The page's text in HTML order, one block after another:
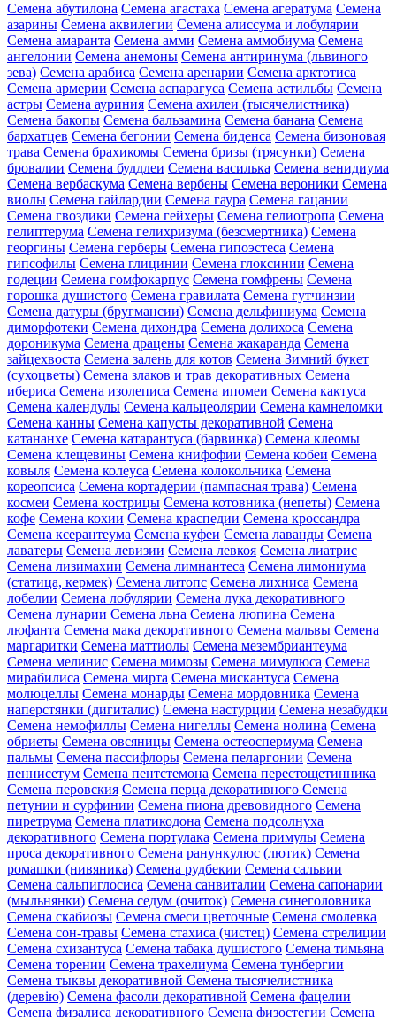
Семена абутилона Семена агастаха Семена агератума Семена
азарины Семена аквилегии Семена алиссума и лобулярии
Семена амаранта Семена амми Семена аммобиума Семена
ангелонии Семена анемоны Семена антиринума (львиного
зева) Семена арабиса Семена аренарии Семена арктотиса
Семена армерии Семена аспарагуса Семена астильбы Семена
астры Семена ауриния Семена ахилеи (тысячелистника)
Семена бакопы Семена бальзамина Семена банана Семена
бархатцев Семена бегонии Семена биденса Семена бизоновая
трава Семена брахикомы Семена бризы (трясунки) Семена
бровалии Семена буддлеи Семена василька Семена венидиума
Семена вербаскума Семена вербены Семена вероники Семена
виолы Семена гайлардии Семена гаура Семена гацании
Семена гвоздики Семена гейхеры Семена гелиотропа Семена
гелиптерума Семена гелихризума (безсмертника) Семена
георгины Семена герберы Семена гипоэстеса Семена
гипсофилы Семена глицинии Семена глоксинии Семена
годеции Семена гомфокарпус Семена гомфрены Семена
горошка душистого Семена гравилата Семена гутчинзии
Семена датуры (бругмансии) Семена дельфиниума Семена
диморфотеки Семена дихондра Семена долихоса Семена
дороникума Семена драцены Семена жакаранда Семена
зайцехвоста Семена залень для котов Семена Зимний букет
(сухоцветы) Семена злаков и трав декоративных Семена
ибериса Семена изолеписа Семена ипомеи Семена кактуса
Семена календулы Семена кальцеолярии Семена камнеломки
Семена канны Семена капусты декоративной Семена
катананхе Семена катарантуса (барвинка) Семена клеомы
Семена клещевины Семена книфофии Семена кобеи Семена
ковыля Семена колеуса Семена колокольчика Семена
кореопсиса Семена кортадерии (пампасная трава) Семена
космеи Семена кострицы Семена котовника (непеты) Семена
кофе Семена кохии Семена краспедии Семена кроссандра
Семена ксерантеума Семена куфеи Семена лаванды Семена
лаватеры Семена левизии Семена левкоя Семена лиатрис
Семена лизимахии Семена лимнантеса Семена лимониума
(статица, кермек) Семена литопс Семена лихниса Семена
лобелии Семена лобулярии Семена лука декоративного
Семена лунарии Семена льна Семена люпина Семена
люфанта Семена мака декоративного Семена мальвы Семена
маргаритки Семена маттиолы Семена мезембриантеума
Семена мелинис Семена мимозы Семена мимулюса Семена
мирабилиса Семена мирта Семена мискантуса Семена
молюцеллы Семена монарды Семена мордовника Семена
наперстянки (дигиталис) Семена настурции Семена незабудки
Семена немофиллы Семена нигеллы Семена нолина Семена
обриеты Семена овсяницы Семена остеоспермума Семена
пальмы Семена пассифлоры Семена пеларгонии Семена
пеннисетум Семена пентстемона Семена перестощетинника
Семена перовския Семена перца декоративного Семена
петунии и сурфинии Семена пиона древовидного Семена
пиретрума Семена платикодона Семена подсолнуха
декоративного Семена портулака Семена примулы Семена
проса декоративного Семена ранункулюс (лютик) Семена
ромашки (нивяника) Семена рудбекии Семена сальвии
Семена сальпиглосиса Семена санвиталии Семена сапонарии
(мыльнянки) Семена седум (очиток) Семена синеголовника
Семена скабиозы Семена смеси цветочные Семена смолевка
Семена сон-травы Семена стахиса (чистец) Семена стрелиции
Семена схизантуса Семена табака душистого Семена тимьяна
Семена торении Семена трахелиума Семена тунбергии
Семена тыквы декоративной Семена тысячелистника
(деревію) Семена фасоли декоративной Семена фацелии
Семена физалиса декоративного Семена физостегии Семена